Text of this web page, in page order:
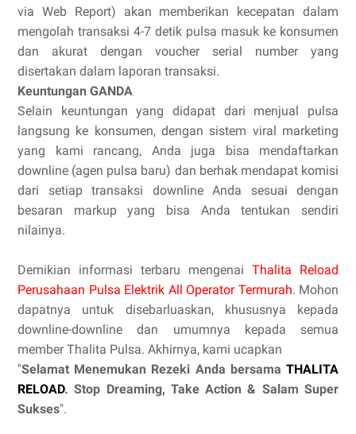
via Web Report) akan memberikan kecepatan dalam
mengolah transaksi 4-7 detik pulsa masuk ke konsumen
dan akurat dengan voucher serial number yang
disertakan dalam laporan transaksi.
Keuntungan GANDA
Selain keuntungan yang didapat dari menjual pulsa
langsung ke konsumen, dengan sistem viral marketing
yang kami rancang, Anda juga bisa mendaftarkan
downline (agen pulsa baru) dan berhak mendapat komisi
dari setiap transaksi downline Anda sesuai dengan
besaran markup yang bisa Anda tentukan sendiri
nilainya.
Demikian informasi terbaru mengenai Thalita Reload
Perusahaan Pulsa Elektrik All Operator Termurah. Mohon
dapatnya untuk disebarluaskan, khususnya kepada
downline-downline dan umumnya kepada semua
member Thalita Pulsa. Akhirnya, kami ucapkan
"Selamat Menemukan Rezeki Anda bersama THALITA
RELOAD. Stop Dreaming, Take Action & Salam Super
Sukses".